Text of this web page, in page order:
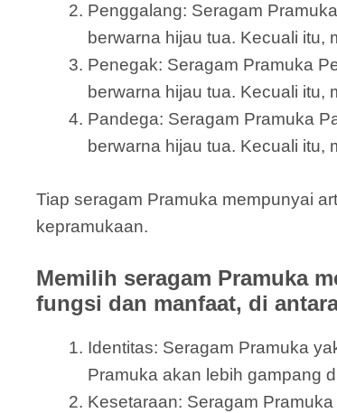
Penggalang: Seragam
berwarna hijau tua. Kecuali
Penegak: Seragam Pramuka
berwarna hijau tua. Kecuali
Pandega: Seragam Pramuka
berwarna hijau tua. Kecuali
Tiap seragam Pramuka mempunyai
kepramukaan.
Memilih seragam Pramuka
fungsi dan manfaat, di
Identitas: Seragam Pramuka
Pramuka akan lebih gampang
Kesetaraan: Seragam